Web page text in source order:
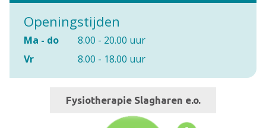
Openingstijden
Ma - do
8.00 - 20.00 uur
Vr
8.00 - 18.00 uur